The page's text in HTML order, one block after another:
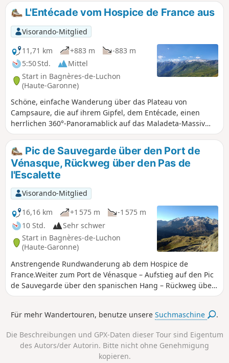
Während der Zustieg zum Kar de la Glère für Wanderer gut
zu bewältigen ist, ist das Vallon de la Montagnette
ergehenen Wanderern vorbehalten, die steile Hänge mit
luftigen Passagen lieben.
L'Entécade vom Hospice de France aus
Visorando-Mitglied
11,71 km
+883 m
-883 m
5:50 Std.
Mittel
Start in Bagnères-de-Luchon
(Haute-Garonne)
Schöne, einfache Wanderung über das Plateau von
Campsaure, die auf ihrem Gipfel, dem Entécade, einen
herrlichen 360°-Panoramablick auf das Maladeta-Massiv
und insbesondere auf den Aneto, den höchsten Gipfel der
Pyrenäen, bietet.
Pic de Sauvegarde über den Port de
Vénasque, Rückweg über den Pas de
l'Escalette
Visorando-Mitglied
16,16 km
+1 575 m
-1 575 m
10 Std.
Sehr schwer
Start in Bagnères-de-Luchon
(Haute-Garonne)
Anstrengende Rundwanderung ab dem Hospice de
France.Weiter zum Port de Vénasque – Aufstieg auf den Pic
de Sauvegarde über den spanischen Hang – Rückweg über
den Pas de l'Escalette.Vom Pic de Sauvegarde aus
Luchon bis zum Pic d'Anéto.
Für mehr Wandertouren, benutze unsereSuchmaschine .
Die Beschreibungen und GPX-Daten dieser Tour sind Eigentum
des Autors/der Autorin. Bitte nicht ohne Genehmigung
kopieren.